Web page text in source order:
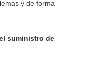
y de forma
suministro de